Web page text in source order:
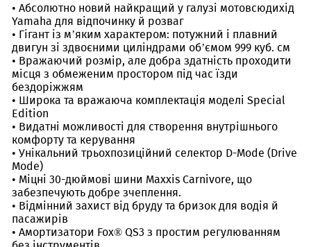
• Абсолютно новий найкращий у галузі мотовсюдихід
Yamaha для відпочинку й розваг
• Гігант із м’яким характером: потужний і плавний
двигун зі здвоєними циліндрами об’ємом 999 куб. см
• Вражаючий розмір, але добра здатність проходити
місця з обмеженим простором під час їзди
бездоріжжям
• Широка та вражаюча комплектація моделі Special
Edition
• Видатні можливості для створення внутрішнього
комфорту та керування
• Унікальний трьохпозиційний селектор D-Mode (Drive
Mode)
• Міцні 30-дюймові шини Maxxis Carnivore, що
забезпечують добре зчеплення.
• Відмінний захист від бруду та бризок для водія й
пасажирів
• Амортизатори Fox® QS3 з простим регулюванням